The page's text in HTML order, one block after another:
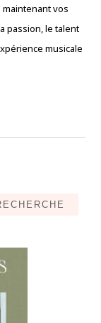
vos
passion, le talent
musicale